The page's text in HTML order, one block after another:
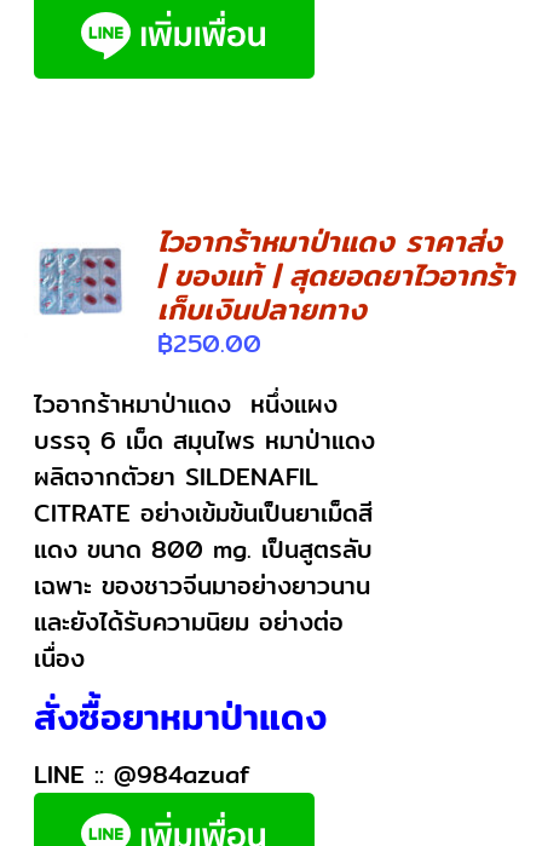
DETAILS
ไวอากร้าหมาป่าแดง ราคาส่ง
| ของแท้ | สุดยอดยาไวอากร้า
เก็บเงินปลายทาง
฿250.00
ไวอากร้าหมาป่าแดง หนึ่งแผง
บรรจุ 6 เม็ด สมุนไพร หมาป่าแดง
ผลิตจากตัวยา SILDENAFIL
CITRATE อย่างเข้มข้นเป็นยาเม็ดสี
แดง ขนาด 800 mg. เป็นสูตรลับ
เฉพาะ ของชาวจีนมาอย่างยาวนาน
และยังได้รับความนิยม อย่างต่อ
เนื่อง
สั่งซื้อยาหมาป่าแดง
LINE ::@984azuaf